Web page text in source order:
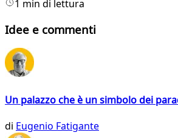
1 min di lettura
Idee e commenti
Un palazzo che è un simbolo dei
di Eugenio Fatigante